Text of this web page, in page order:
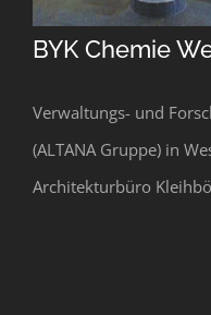
BYK Chemie
Verwaltungs- und
(ALTANA Gruppe) in
Architekturbüro